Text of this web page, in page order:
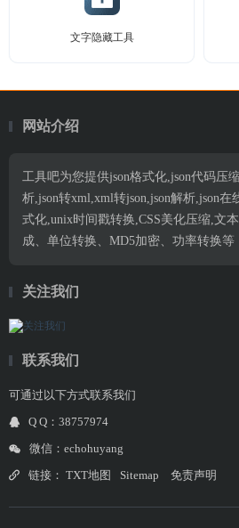
文字隐藏工具
网站介绍
工具吧为您提供json格式化,json代码压
析,json转xml,xml转json,json解析,json在
式化,unix时间戳转换,CSS美化压缩,文
成、单位转换、MD5加密、功率转换等
关注我们
联系我们
可通过以下方式联系我们
Q Q：38757974
微信：echohuyang
链接： TXT地图 Sitemap 免责声明